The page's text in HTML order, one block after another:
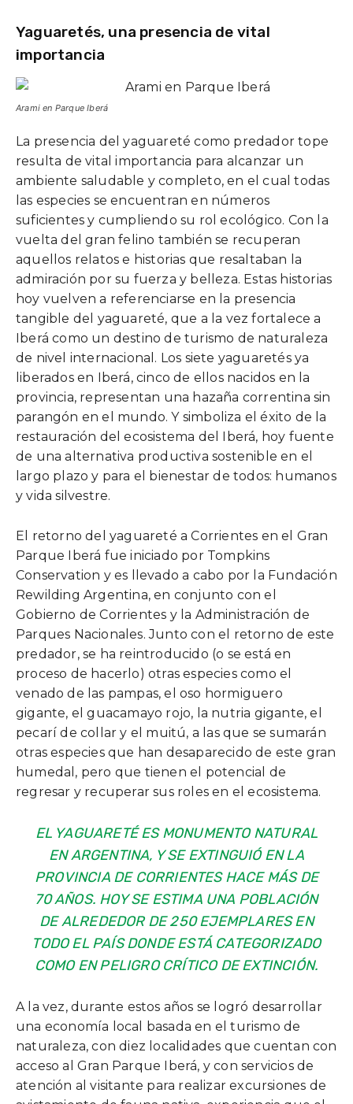
Yaguaretés, una presencia de vital
importancia
Arami en Parque Iberá
La presencia del yaguareté como predador tope
resulta de vital importancia para alcanzar un
ambiente saludable y completo, en el cual todas
las especies se encuentran en números
suficientes y cumpliendo su rol ecológico. Con la
vuelta del gran felino también se recuperan
aquellos relatos e historias que resaltaban la
admiración por su fuerza y belleza. Estas historias
hoy vuelven a referenciarse en la presencia
tangible del yaguareté, que a la vez fortalece a
Iberá como un destino de turismo de naturaleza
de nivel internacional. Los siete yaguaretés ya
liberados en Iberá, cinco de ellos nacidos en la
provincia, representan una hazaña correntina sin
parangón en el mundo. Y simboliza el éxito de la
restauración del ecosistema del Iberá, hoy fuente
de una alternativa productiva sostenible en el
largo plazo y para el bienestar de todos: humanos
y vida silvestre.
El retorno del yaguareté a Corrientes en el Gran
Parque Iberá fue iniciado por Tompkins
Conservation y es llevado a cabo por la Fundación
Rewilding Argentina, en conjunto con el
Gobierno de Corrientes y la Administración de
Parques Nacionales. Junto con el retorno de este
predador, se ha reintroducido (o se está en
proceso de hacerlo) otras especies como el
venado de las pampas, el oso hormiguero
gigante, el guacamayo rojo, la nutria gigante, el
pecarí de collar y el muitú, a las que se sumarán
otras especies que han desaparecido de este gran
humedal, pero que tienen el potencial de
regresar y recuperar sus roles en el ecosistema.
EL YAGUARETÉ ES MONUMENTO NATURAL
EN ARGENTINA, Y SE EXTINGUIÓ EN LA
PROVINCIA DE CORRIENTES HACE MÁS DE
70 AÑOS. HOY SE ESTIMA UNA POBLACIÓN
DE ALREDEDOR DE 250 EJEMPLARES EN
TODO EL PAÍS DONDE ESTÁ CATEGORIZADO
COMO EN PELIGRO CRÍTICO DE EXTINCIÓN.
A la vez, durante estos años se logró desarrollar
una economía local basada en el turismo de
naturaleza, con diez localidades que cuentan con
acceso al Gran Parque Iberá, y con servicios de
atención al visitante para realizar excursiones de